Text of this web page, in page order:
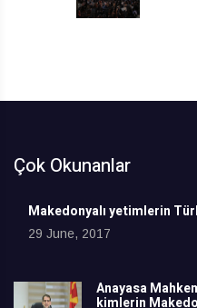
Çok Okunanlar
Makedonyalı yetimlerin
29 June, 2017
Anayasa
kimlerin